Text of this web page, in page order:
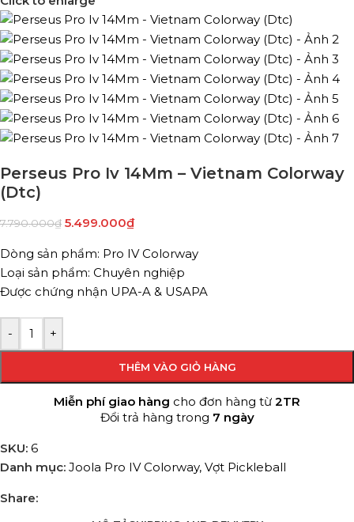
Perseus Pro Iv 14Mm – Vietnam Colorway
(Dtc)
7.790.000₫ 5.499.000₫
Dòng sản phẩm: Pro IV Colorway
Loại sản phẩm: Chuyên nghiệp
Được chứng nhận UPA-A & USAPA
- +
THÊM VÀO GIỎ HÀNG
Miễn phí giao hàng cho đơn hàng từ 2TR
Đổi trả hàng trong 7 ngày
SKU: 6
Danh mục: Joola Pro IV Colorway, Vợt Pickleball
Share: